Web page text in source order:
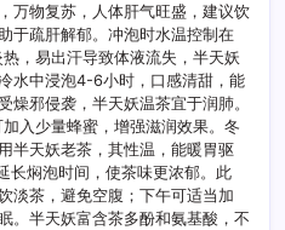
用
建
议
万物复苏，人体肝气旺盛，建议饮
于疏肝解郁。冲泡时水温控制在
，易出汗导致体液流失，半天妖
水中浸泡4-6小时，口感清甜，能
燥邪侵袭，半天妖温茶宜于润肺。
入少量蜂蜜，增强滋润效果。冬
半天妖老茶，其性温，能暖胃驱
焖泡时间，使茶味更浓郁。此
淡茶，避免空腹；下午可适当加
。半天妖富含茶多酚和氨基酸，不